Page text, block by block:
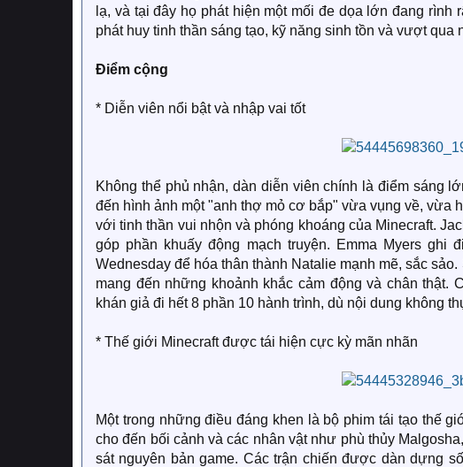
lạ, và tại đây họ phát hiện một mối đe dọa lớn đang
phát huy tinh thần sáng tạo, kỹ năng sinh tồn và vượt
Điểm cộng
* Diễn viên nổi bật và nhập vai tốt
Không thể phủ nhận, dàn diễn viên chính là điểm sáng
đến hình ảnh một "anh thợ mỏ cơ bắp" vừa vụng về,
với tinh thần vui nhộn và phóng khoáng của Minecraft.
góp phần khuấy động mạch truyện. Emma Myers
Wednesday để hóa thân thành Natalie mạnh mẽ, sắc
mang đến những khoảnh khắc cảm động và chân
khán giả đi hết 8 phần 10 hành trình, dù nội dung không
* Thế giới Minecraft được tái hiện cực kỳ mãn nhãn
Một trong những điều đáng khen là bộ phim tái tạo thế
cho đến bối cảnh và các nhân vật như phù thủy
sát nguyên bản game. Các trận chiến được dàn dựng